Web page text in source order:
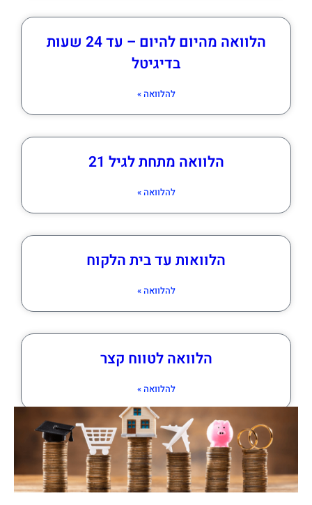
הלוואה מהיום להיום – עד 24 שעות
בדיגיטל
להלוואה »
הלוואה מתחת לגיל 21
להלוואה »
הלוואות עד בית הלקוח
להלוואה »
הלוואה לטווח קצר
להלוואה »